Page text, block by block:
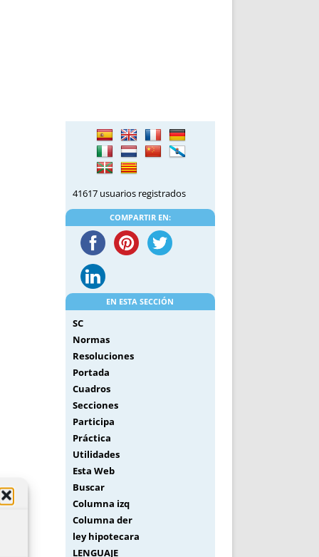
41617 usuarios registrados
COMPARTIR EN:
EN ESTA SECCIÓN
SC
Normas
Resoluciones
Portada
Cuadros
Secciones
Participa
Práctica
Utilidades
Esta Web
Buscar
Columna izq
Columna der
ley hipotecara
LENGUAJE